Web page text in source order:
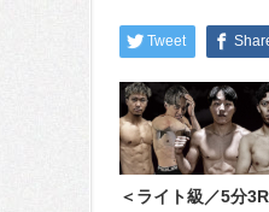
Tweet
＜ライト級／5分